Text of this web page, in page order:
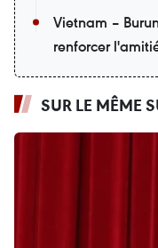
Vietnam –
renforcer
SUR LE MÊME